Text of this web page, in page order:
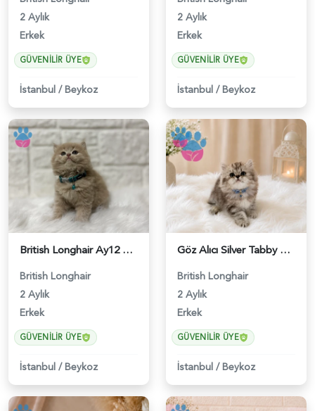
2 Aylık
Erkek
GÜVENILIR ÜYE
İstanbul /Beykoz
2 Aylık
Erkek
GÜVENILIR ÜYE
İstanbul /Beykoz
British Longhair Ay12 Erkek Pamuk Oğlumuz - 5293
British Longhair
2 Aylık
Erkek
GÜVENILIR ÜYE
İstanbul /Beykoz
Göz Alıcı Silver Tabby Desenli British Longhair Erkek Yavrumuz - 4527
British Longhair
2 Aylık
Erkek
GÜVENILIR ÜYE
İstanbul /Beykoz